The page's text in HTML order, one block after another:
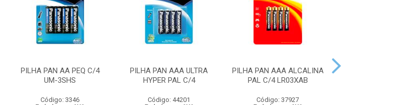
PILHA PAN AA PEQ C/4
UM-3SHS
Código: 3346
PILHA PAN AAA ULTRA
HYPER PAL C/4
Código: 44201
PILHA PAN AAA ALCALINA
PAL C/4 LR03XAB
Código: 37927